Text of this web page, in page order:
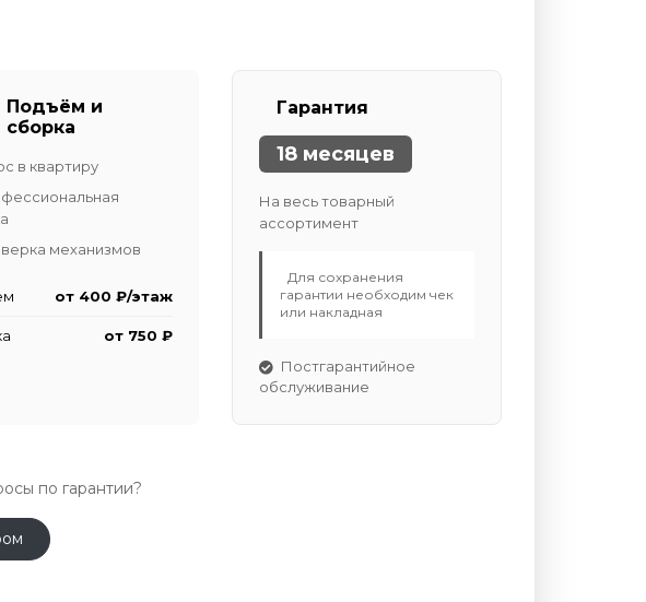
Подъём и
сборка
в квартиру
механизмов
от 400 ₽/этаж
от 750 ₽
Гарантия
18 месяцев
На весь товарный
ассортимент
Для сохранения
гарантии необходим чек
или накладная
Постгарантийное
обслуживание
по гарантии?